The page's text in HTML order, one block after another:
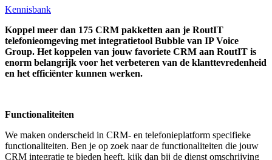
Kennisbank
Koppel meer dan 175 CRM pakketten aan je RoutIT
telefonieomgeving met integratietool Bubble van IP Voice
Group. Het koppelen van jouw favoriete CRM aan RoutIT is
enorm belangrijk voor het verbeteren van de klanttevredenheid
en het efficiënter kunnen werken.
Functionaliteiten
We maken onderscheid in CRM- en telefonieplatform specifieke
functionaliteiten. Ben je op zoek naar de functionaliteiten die jouw
CRM integratie te bieden heeft, kijk dan bij de dienst omschrijving